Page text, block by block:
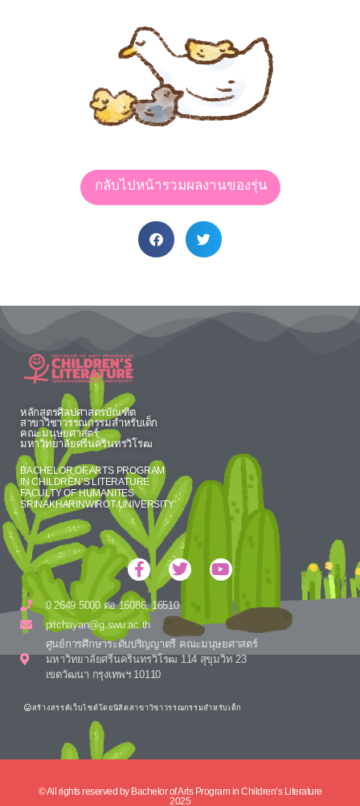
กลับไปหน้ารวมผลงานของรุ่น
หลักสูตรศิลปศาสตรบัณฑิต
สาขาวิชาวรรณกรรมสำหรับเด็ก
คณะมนุษยศาสตร์
มหาวิทยาลัยศรีนครินทรวิโรฒ
BACHELOR OF ARTS PROGRAM
IN CHILDREN’S LITERATURE
FACULTY OF HUMANITES
SRINAKHARINWIROT UNIVERSITY
0 2649 5000 ต่อ 16086, 16510
pitchayan@g.swu.ac.th
ศูนย์การศึกษาระดับปริญญาตรี คณะมนุษยศาสตร์
มหาวิทยาลัยศรีนครินทรวิโรฒ 114 สุขุมวิท 23
เขตวัฒนา กรุงเทพฯ 10110
สร้างสรรค์เว็บไซต์โดยนิสิตสาขาวิชาวรรณกรรมสำหรับเด็ก
© All rights reserved by Bachelor of Arts Program in Children’s Literature
2025